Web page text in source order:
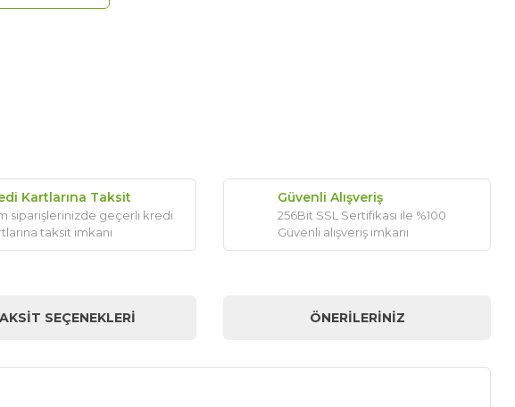
Kartlarına Taksit
siparişlerinizde geçerli kredi
taksit imkanı
Güvenli Alışveriş
256Bit SSL Sertifikası ile %100
Güvenli alışveriş imkanı
SEÇENEKLERI ÖNERILERINIZ